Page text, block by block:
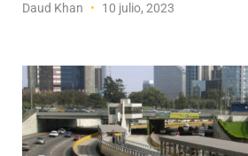
Daud Khan 10 julio, 2023